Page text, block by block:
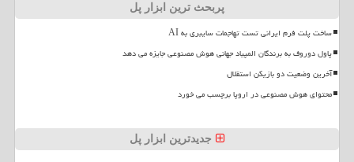
پربحث ترین ابزار پل
ساخت پلت فرم ایرانی تست تهاجمات سایبری به AI
پاول دوروف به برندگان المپیاد جهانی هوش مصنوعی جایزه می دهد
آخرین وضعیت دو بازیکن استقلال
محتوای هوش مصنوعی در اروپا برچسب می خورد
جدیدترین ابزار پل